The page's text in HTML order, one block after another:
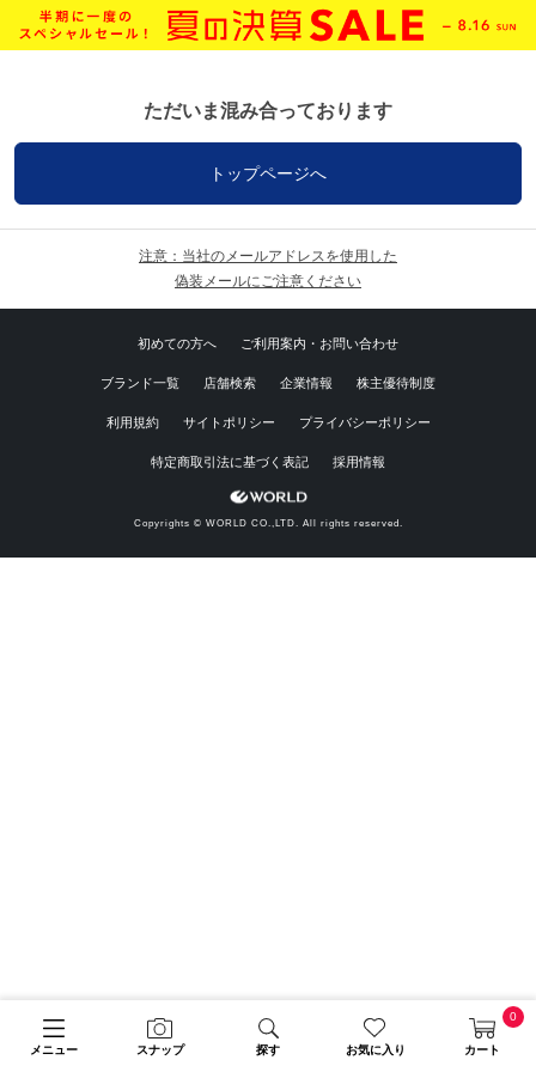
メニュー スナップ 探す お気に入り カート
0
ただいま混み合っております
トップページへ
注意：当社のメールアドレスを使用した
偽装メールにご注意ください
初めての方へ ご利用案内・お問い合わせ
ブランド一覧 店舗検索 企業情報 株主優待制度
利用規約 サイトポリシー プライバシーポリシー
特定商取引法に基づく表記 採用情報
Copyrights © WORLD CO.,LTD. All rights reserved.